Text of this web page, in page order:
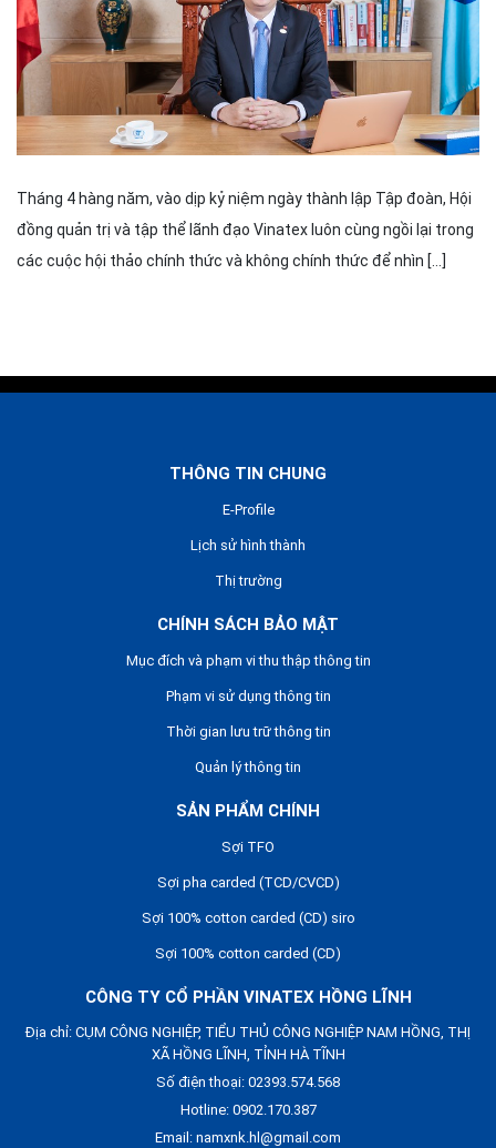
Tháng 4 hàng năm, vào dịp kỷ niệm ngày thành lập Tập đoàn, Hội
đồng quản trị và tập thể lãnh đạo Vinatex luôn cùng ngồi lại trong
các cuộc hội thảo chính thức và không chính thức để nhìn […]
THÔNG TIN CHUNG
E-Profile
Lịch sử hình thành
Thị trường
CHÍNH SÁCH BẢO MẬT
Mục đích và phạm vi thu thập thông tin
Phạm vi sử dụng thông tin
Thời gian lưu trữ thông tin
Quản lý thông tin
SẢN PHẨM CHÍNH
Sợi TFO
Sợi pha carded (TCD/CVCD)
Sợi 100% cotton carded (CD) siro
Sợi 100% cotton carded (CD)
CÔNG TY CỔ PHẦN VINATEX HỒNG LĨNH
Địa chỉ: CỤM CÔNG NGHIỆP, TIỂU THỦ CÔNG NGHIỆP NAM HỒNG, THỊ
XÃ HỒNG LĨNH, TỈNH HÀ TĨNH
Số điện thoại: 02393.574.568
Hotline: 0902.170.387
Email: namxnk.hl@gmail.com